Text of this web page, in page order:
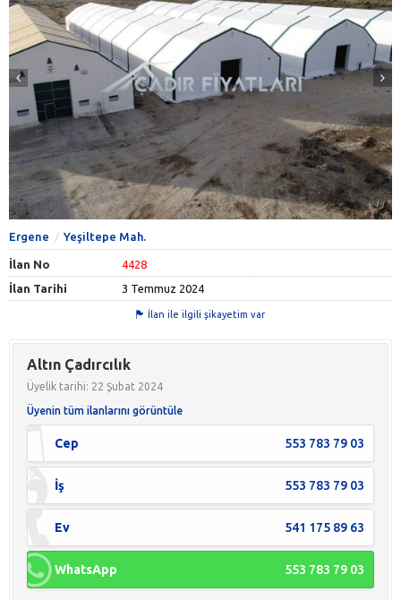
Ergene Yeşiltepe Mah.
İlan No
4428
İlan Tarihi
3 Temmuz 2024
İlan ile ilgili şikayetim var
Altın Çadırcılık
Üyelik tarihi: 22 Şubat 2024
Üyenin tüm ilanlarını görüntüle
Cep 553 783 79 03
İş 553 783 79 03
Ev 541 175 89 63
WhatsApp 553 783 79 03